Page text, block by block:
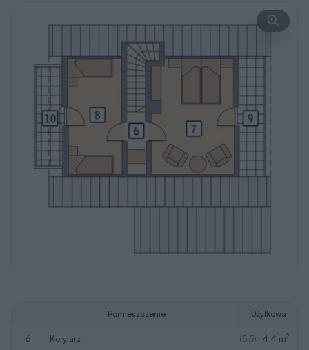
Pomieszczenie Użytkowa
6 korytarz (5,5) 4,4 m2